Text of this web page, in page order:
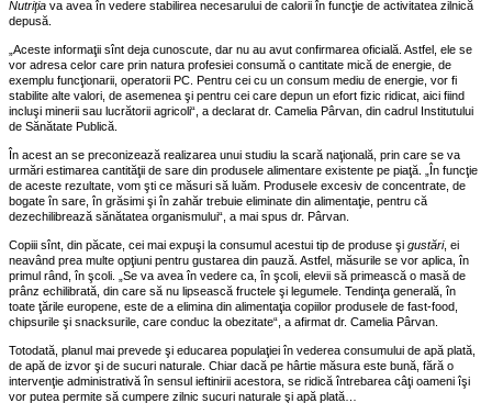
Nutriţia va avea în vedere stabilirea necesarului de calorii în funcţie de activitatea zilnică
depusă.
„Aceste informaţii sînt deja cunoscute, dar nu au avut confirmarea oficială. Astfel, ele se
vor adresa celor care prin natura profesiei consumă o cantitate mică de energie, de
exemplu funcţionarii, operatorii PC. Pentru cei cu un consum mediu de energie, vor fi
stabilite alte valori, de asemenea şi pentru cei care depun un efort fizic ridicat, aici fiind
incluşi minerii sau lucrătorii agricoli“, a declarat dr. Camelia Pârvan, din cadrul Institutului
de Sănătate Publică.
În acest an se preconizează realizarea unui studiu la scară naţională, prin care se va
urmări estimarea cantităţii de sare din produsele alimentare existente pe piaţă. „În funcţie
de aceste rezultate, vom şti ce măsuri să luăm. Produsele excesiv de concentrate, de
bogate în sare, în grăsimi şi în zahăr trebuie eliminate din alimentaţie, pentru că
dezechilibrează sănătatea organismului“, a mai spus dr. Pârvan.
Copiii sînt, din păcate, cei mai expuşi la consumul acestui tip de produse şi gustări, ei
neavând prea multe opţiuni pentru gustarea din pauză. Astfel, măsurile se vor aplica, în
primul rând, în şcoli. „Se va avea în vedere ca, în şcoli, elevii să primească o masă de
prânz echilibrată, din care să nu lipsească fructele şi legumele. Tendinţa generală, în
toate ţările europene, este de a elimina din alimentaţia copiilor produsele de fast-food,
chipsurile şi snacksurile, care conduc la obezitate“, a afirmat dr. Camelia Pârvan.
Totodată, planul mai prevede şi educarea populaţiei în vederea consumului de apă plată,
de apă de izvor şi de sucuri naturale. Chiar dacă pe hârtie măsura este bună, fără o
intervenţie administrativă în sensul ieftinirii acestora, se ridică întrebarea câţi oameni îşi
vor putea permite să cumpere zilnic sucuri naturale şi apă plată…